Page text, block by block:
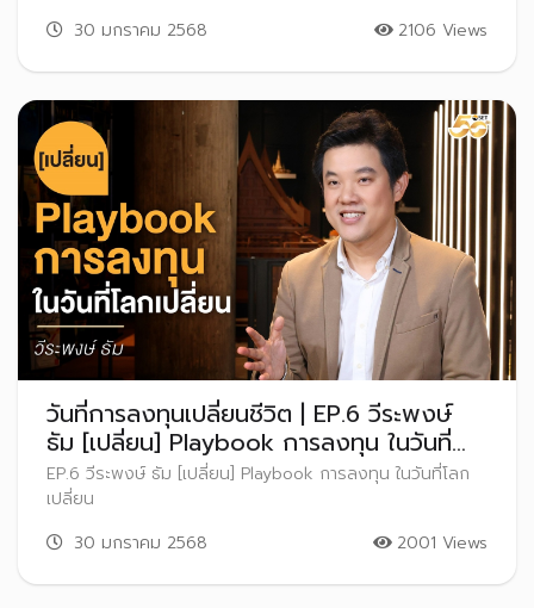
30 มกราคม 2568
2106 Views
วันที่การลงทุนเปลี่ยนชีวิต | EP.6 วีระพงษ์
ธัม [เปลี่ยน] Playbook การลงทุน ในวันที่
โลกเปลี่ยน
EP.6 วีระพงษ์ ธัม [เปลี่ยน] Playbook การลงทุน ในวันที่โลก
เปลี่ยน
30 มกราคม 2568
2001 Views